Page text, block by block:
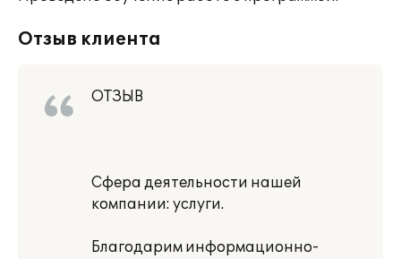
Отзыв клиента
ОТЗЫВ
Сфера деятельности нашей
компании: услуги.
Благодарим информационно-